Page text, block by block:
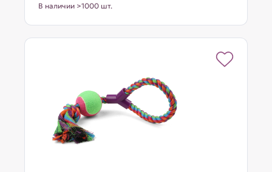
В наличии >1000 шт.